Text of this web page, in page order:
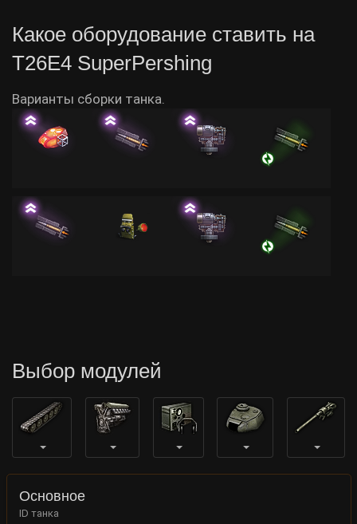
Какое оборудование ставить на
T26E4 SuperPershing
Варианты сборки танка.
Выбор модулей
Основное
ID танка